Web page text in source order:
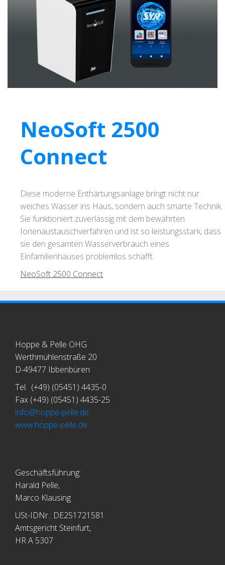
NeoSoft 2500
Connect
Diese moderne Enthärtungsanlage bringt nicht nur
weiches Wasser ins Haus, sondern auch smarte Technik.
Sie funktioniert zuverlässig mit dem bewährten
Ionenaustauschverfahren und ist so leistungsstark, dass
sie den gesamten Wasserverbrauch eines
Einfamilienhauses problemlos schafft.
NeoSoft 2500 Connect
Hoppe & Pelle OHG
Werthmühlenstraße 20
D-49477 Ibbenbüren
Tel. (+49) (05451) 4435-0
Fax (+49) (05451) 4435-25
info@hoppe-pelle.de
www.hoppe-pelle.de
Geschäftsführung:
Harald Pelle,
Marco Klausing
USt-IDNr.: DE251721581
Amtsgericht Steinfurt,
HR A 5307